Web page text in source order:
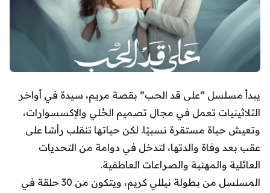
يبدأ مسلسل “على قد الحب” بقصة مريم، سيدة في أواخر
الثلاثينيات تعمل في مجال تصميم الحُلي والإكسسوارات،
وتعيش حياة مستقرة نسبيًا. لكن حياتها تنقلب رأسًا على
عقب بعد وفاة والدتها، لتدخل في دوامة من التحديات
العائلية والمهنية والصراعات العاطفية.
المسلسل من بطولة نيللي كريم، ويتكون من 30 حلقة في